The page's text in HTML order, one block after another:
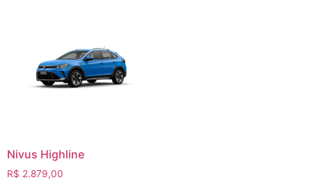
Nivus Highline
R$ 2.879,00